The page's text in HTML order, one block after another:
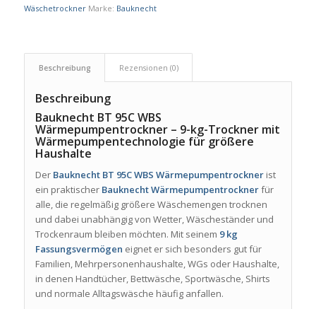
Wäschetrockner Marke: Bauknecht
Beschreibung Rezensionen (0)
Beschreibung
Bauknecht BT 95C WBS
Wärmepumpentrockner – 9-kg-Trockner mit
Wärmepumpentechnologie für größere
Haushalte
Der Bauknecht BT 95C WBS Wärmepumpentrocknerist
ein praktischer Bauknecht Wärmepumpentrocknerfür
alle, die regelmäßig größere Wäschemengen trocknen
und dabei unabhängig von Wetter, Wäscheständer und
Trockenraum bleiben möchten. Mit seinem 9 kg
Fassungsvermögen eignet er sich besonders gut für
Familien, Mehrpersonenhaushalte, WGs oder Haushalte,
in denen Handtücher, Bettwäsche, Sportwäsche, Shirts
und normale Alltagswäsche häufig anfallen.